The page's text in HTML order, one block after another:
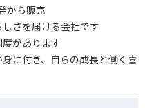
から販売
さを届ける会社です
があります
に付き、自らの成長と働く喜